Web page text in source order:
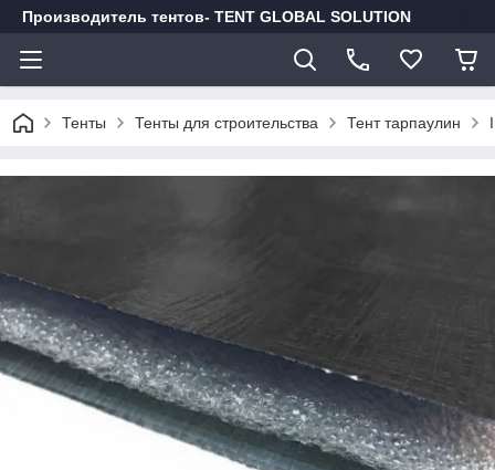
Производитель тентов- TENT GLOBAL SOLUTION
Тенты Тенты для строительства Тент тарпаулин